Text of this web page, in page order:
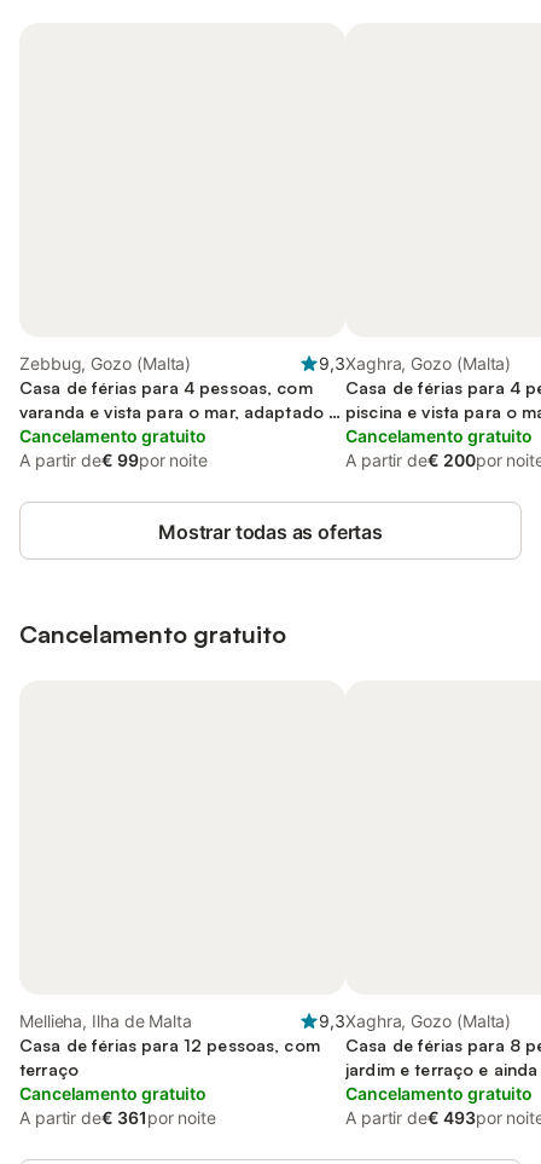
Zebbug, Gozo (Malta)
9,3
Casa de férias para 4 pessoas, com
varanda e vista para o mar, adaptado a
crianças
Cancelamento gratuito
A partir de€ 99por noite
Xaghra, Gozo (Malta)
Casa de férias para 4
piscina e vista para o
jardim, adaptado a
Cancelamento gratuito
A partir de€ 200por
Mostrar todas as ofertas
Cancelamento gratuito
Mellieha, Ilha de Malta
9,3
Casa de férias para 12 pessoas, com
terraço
Cancelamento gratuito
A partir de€ 361por noite
Xaghra, Gozo (Malta)
Casa de férias para 8
jardim e terraço e
adaptado a crianças
Cancelamento gratuito
A partir de€ 493por